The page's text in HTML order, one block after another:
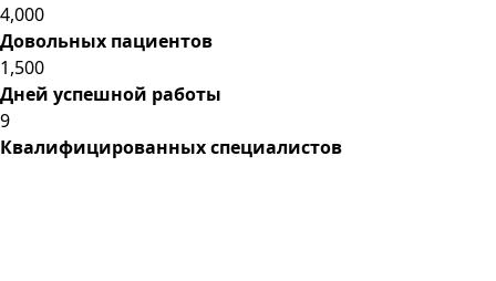
4,000
Довольных пациентов
1,500
Дней успешной работы
9
Квалифицированных специалистов